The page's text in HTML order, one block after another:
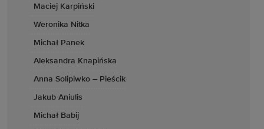
Maciej Karpiński
Weronika Nitka
Michał Panek
Aleksandra Knapińska
Anna Solipiwko – Pieścik
Jakub Aniulis
Michał Babij